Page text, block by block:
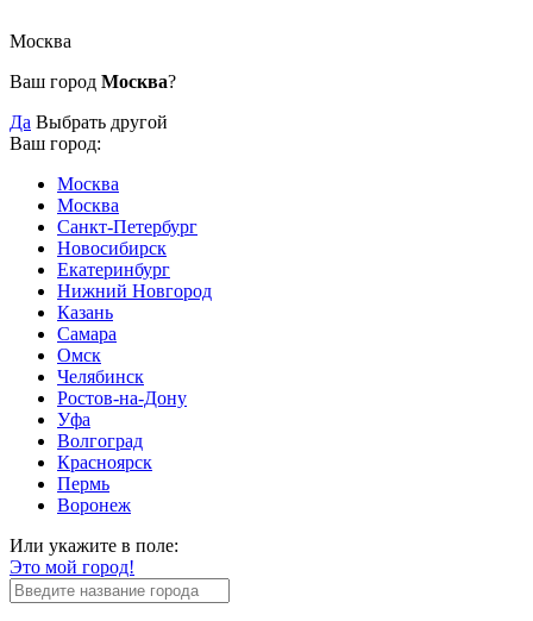
Москва
Ваш город Москва?
Да Выбрать другой
Ваш город:
Москва
Москва
Санкт-Петербург
Новосибирск
Екатеринбург
Нижний Новгород
Казань
Самара
Омск
Челябинск
Ростов-на-Дону
Уфа
Волгоград
Красноярск
Пермь
Воронеж
Или укажите в поле:
Это мой город!